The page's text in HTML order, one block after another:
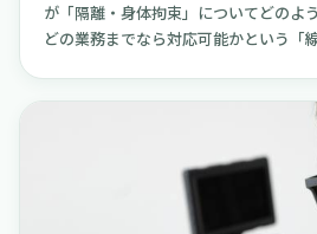
が「隔離・身体拘束」についてどのよ
どの業務までなら対応可能かという「
とのギャップから早期離職につながっ
インシデントの原因になったりするこ
事では、採用面接や院内オリエンテー
用できる「説明の文例」や、お互いの
る際の断り方の例を具体的に示しなが